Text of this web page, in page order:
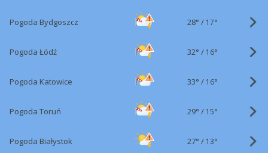
Pogoda Bydgoszcz 28° / 17°
Pogoda Łódź 32° / 16°
Pogoda Katowice 33° / 16°
Pogoda Toruń 29° / 15°
Pogoda Białystok 27° / 13°